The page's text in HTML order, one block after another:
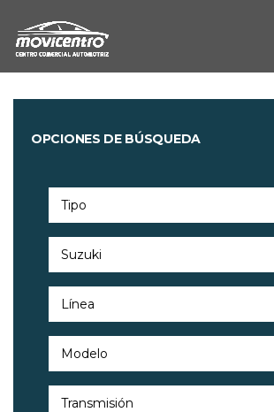
OPCIONES DE BÚSQUEDA
Tipo
Suzuki
Línea
Modelo
Transmisión